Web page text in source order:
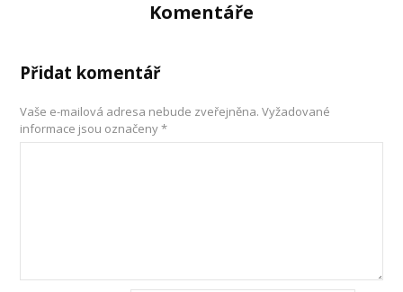
Komentáře
Přidat komentář
Vaše e-mailová adresa nebude zveřejněna. Vyžadované
informace jsou označeny*